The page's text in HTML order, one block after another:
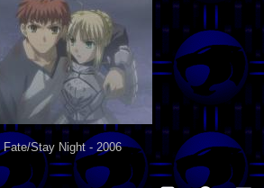
animé
Petit Canard (2000) dans la liste.
animé
Noël du vilain petit canard (2003) dans la liste.
Fate/Stay Night - 2006